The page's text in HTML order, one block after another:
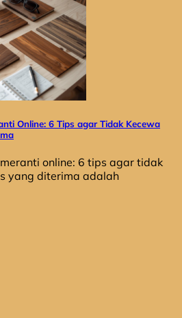
Online: 6 Tips agar Tidak Kecewa
online: 6 tips agar tidak
yang diterima adalah